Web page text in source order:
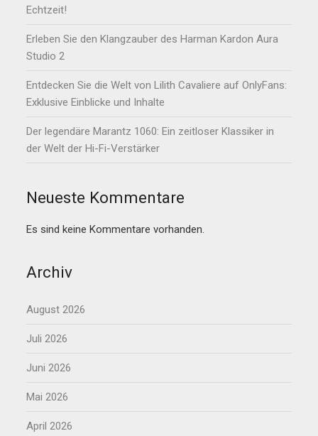
Echtzeit!
Erleben Sie den Klangzauber des Harman Kardon Aura
Studio 2
Entdecken Sie die Welt von Lilith Cavaliere auf OnlyFans:
Exklusive Einblicke und Inhalte
Der legendäre Marantz 1060: Ein zeitloser Klassiker in
der Welt der Hi-Fi-Verstärker
Neueste Kommentare
Es sind keine Kommentare vorhanden.
Archiv
August 2026
Juli 2026
Juni 2026
Mai 2026
April 2026